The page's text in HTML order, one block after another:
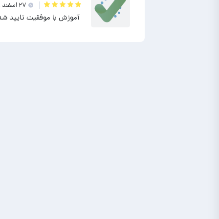
۲۷ اسفند ۱۴۰۱
آموزش با موفقیت تایید